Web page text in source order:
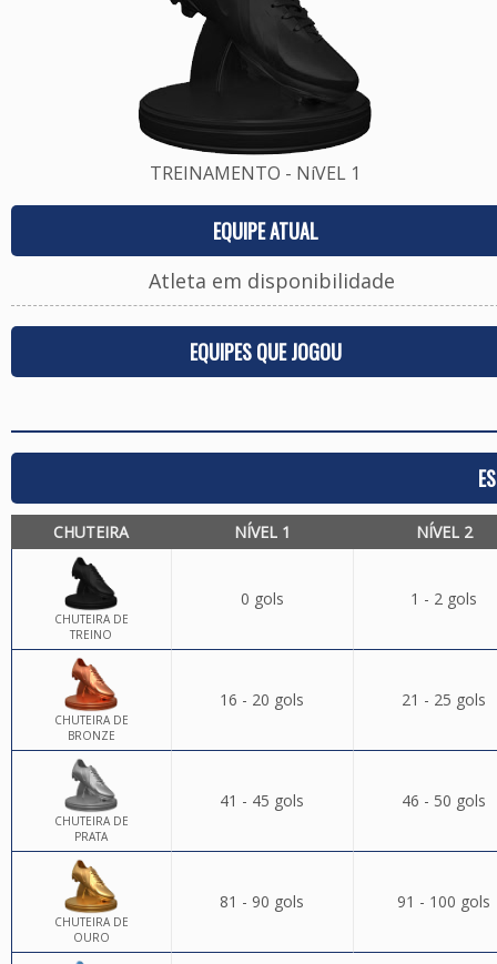
TREINAMENTO - NíVEL 1
EQUIPE ATUAL
Atleta em disponibilidade
EQUIPES QUE JOGOU
CHUTEIRA NÍVEL 1 NÍVEL 2
CHUTEIRA DE
TREINO
0 gols 1 - 2 gols
CHUTEIRA DE
BRONZE
16 - 20 gols 21 - 25 gols
CHUTEIRA DE
PRATA
41 - 45 gols 46 - 50 gols
CHUTEIRA DE
OURO
81 - 90 gols 91 - 100 gols